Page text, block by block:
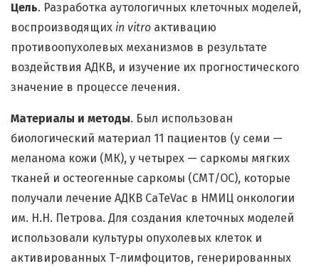
Цель. Разработка аутологичных клеточных моделей,
воспроизводящих in vitro активацию
противоопухолевых механизмов в результате
воздействия АДКВ, и изучение их прогностического
значение в процессе лечения.
Материалы и методы. Был использован
биологический материал 11 пациентов (у семи —
меланома кожи (МК), у четырех — саркомы мягких
тканей и остеогенные саркомы (СМТ/ОС), которые
получали лечение АДКВ CaTeVac в НМИЦ онкологии
им. Н.Н. Петрова. Для создания клеточных моделей
использовали культуры опухолевых клеток и
активированных Т-лимфоцитов, генерированных